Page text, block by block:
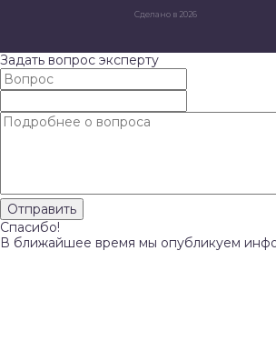
Сделано в 2026
Задать вопрос эксперту
Спасибо!
В ближайшее время мы опубликуем